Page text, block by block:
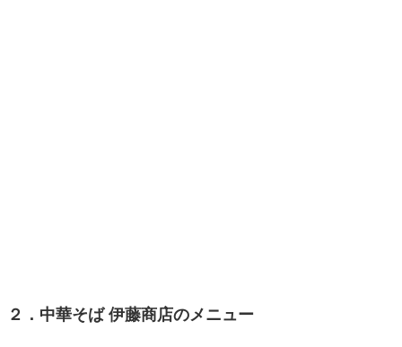
２．中華そば 伊藤商店のメニュー